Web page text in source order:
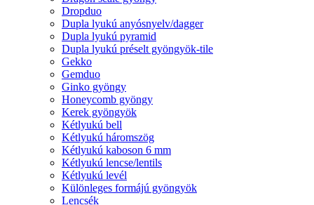
Dropduo
Dupla lyukú anyósnyelv/dagger
Dupla lyukú pyramid
Dupla lyukú préselt gyöngyök-tile
Gekko
Gemduo
Ginko gyöngy
Honeycomb gyöngy
Kerek gyöngyök
Kétlyukú bell
Kétlyukú háromszög
Kétlyukú kaboson 6 mm
Kétlyukú lencse/lentils
Kétlyukú levél
Különleges formájú gyöngyök
Lencsék